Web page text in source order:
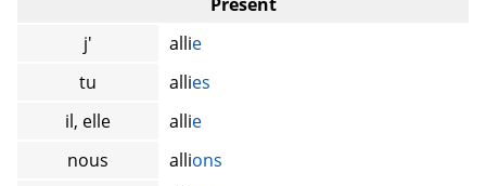
j'
allie
tu
allies
il, elle
allie
nous
allions